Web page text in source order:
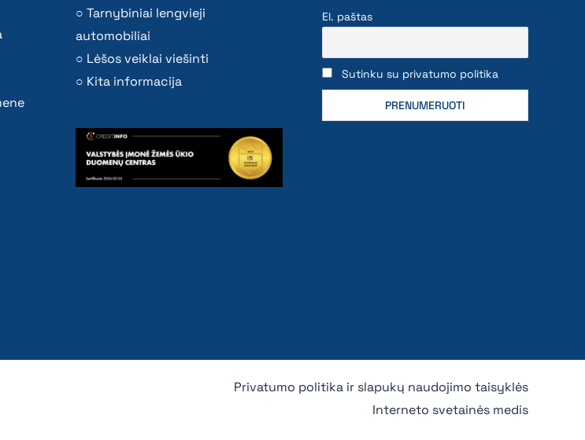
Tarnybiniai lengvieji
automobiliai
Lėšos veiklai viešinti
Kita informacija
El. paštas
Sutinku su privatumo politika
Privatumo politika ir slapukų naudojimo taisyklės
Interneto svetainės medis